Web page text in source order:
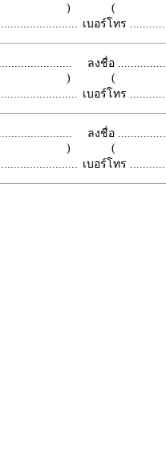
)
(
เบอร์โทร
)
ลงชื่อ
(
เบอร์โทร
)
ลงชื่อ
(
เบอร์โทร